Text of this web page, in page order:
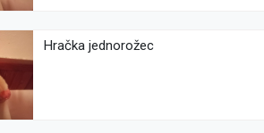
Hračka jednorožec